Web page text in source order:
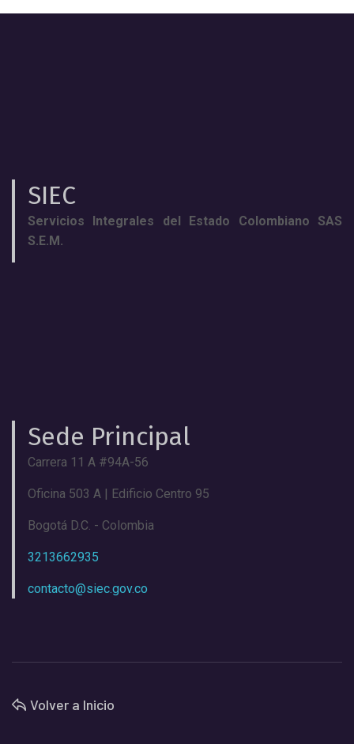
SIEC
Servicios Integrales del Estado Colombiano SAS
S.E.M.
Sede Principal
Carrera 11 A #94A-56
Oficina 503 A | Edificio Centro 95
Bogotá D.C. - Colombia
3213662935
contacto@siec.gov.co
Volver a Inicio